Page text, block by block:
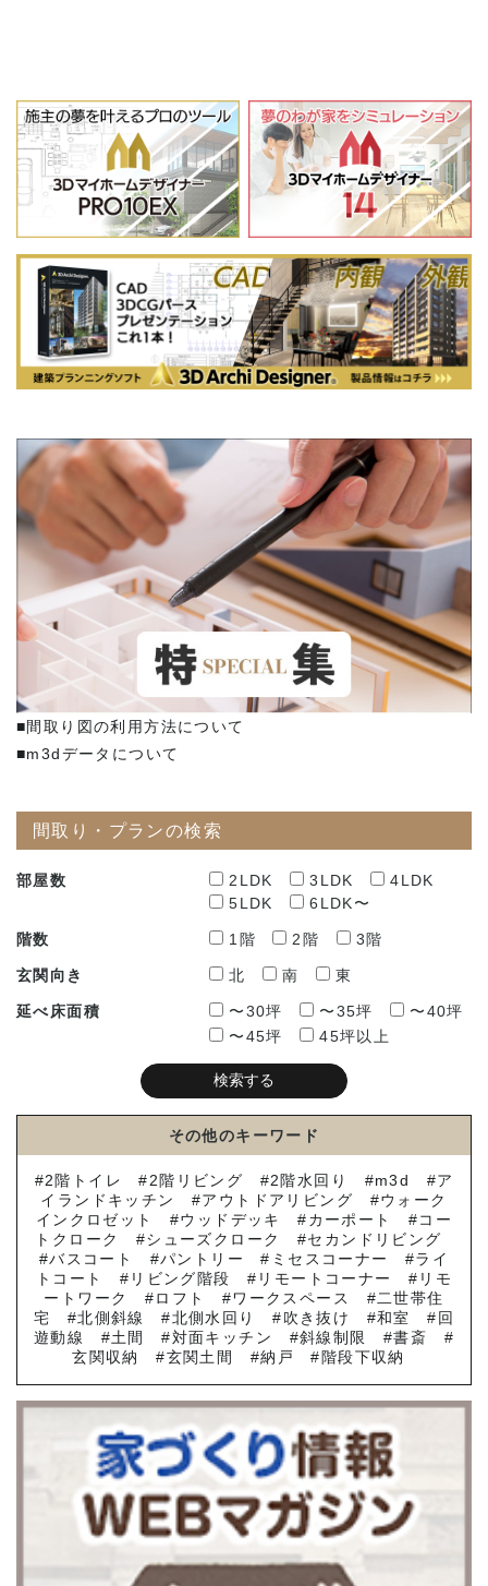
■間取り図の利用方法について
■m3dデータについて
間取り・プランの検索
部屋数 2LDK 3LDK
4LDK
5LDK
6LDK〜
階数 1階 2階 3階
玄関向き 北 南 東
延べ床面積 〜30坪 〜35坪
〜40坪
〜45坪
45坪以上
その他のキーワード
2階トイレ 2階リビング 2階水回り m3d
ア
イランドキッチン
アウトドアリビング
ウォーク
インクロゼット
ウッドデッキ カーポート
コー
トクローク
シューズクローク
セカンドリビング
バスコート
パントリー ミセスコーナー
ライ
トコート
リビング階段 リモートコーナー
リモ
ートワーク
ロフト ワークスペース
二世帯住
宅
北側斜線 北側水回り 吹き抜け 和室
回
遊動線
土間 対面キッチン 斜線制限
書斎
玄関収納
玄関土間 納戸 階段下収納